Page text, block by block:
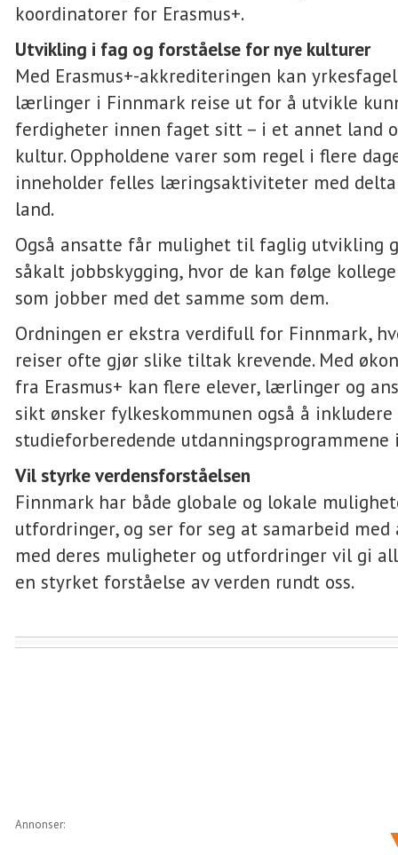
koordinatorer for Erasmus+.
Utvikling i fag og forståelse for nye kulturer
Med Erasmus+-akkrediteringen kan
lærlinger i Finnmark reise ut for å utvikle
ferdigheter innen faget sitt – i et annet land
kultur. Oppholdene varer som regel i flere
inneholder felles læringsaktiviteter med
land.
Også ansatte får mulighet til faglig utvikling
såkalt jobbskygging, hvor de kan følge
som jobber med det samme som dem.
Ordningen er ekstra verdifull for Finnmark,
reiser ofte gjør slike tiltak krevende. Med
fra Erasmus+ kan flere elever, lærlinger og
sikt ønsker fylkeskommunen også å inkludere
studieforberedende utdanningsprogrammene
Vil styrke verdensforståelsen
Finnmark har både globale og lokale
utfordringer, og ser for seg at samarbeid med
med deres muligheter og utfordringer vil gi
en styrket forståelse av verden rundt oss.
Annonser: